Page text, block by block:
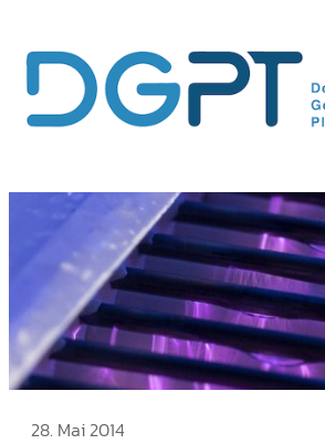
Inhalt
springen
28. Mai 2014